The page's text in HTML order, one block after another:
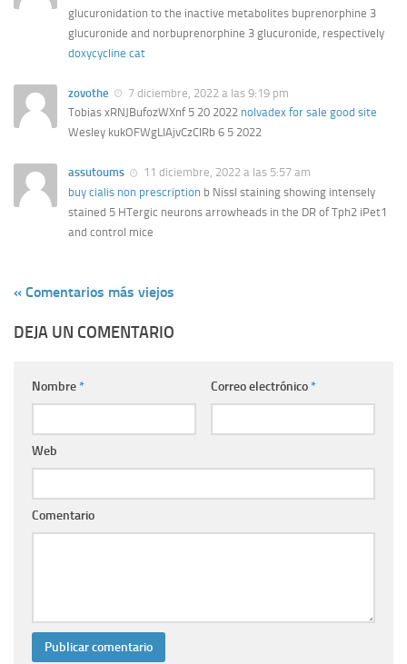
glucuronidation to the inactive metabolites buprenorphine 3
glucuronide and norbuprenorphine 3 glucuronide, respectively
doxycycline cat
zovothe
7 diciembre, 2022 a las 9:19 pm
Tobias xRNJBufozWXnf 5 20 2022 nolvadex for sale good site
Wesley kukOFWgLIAjvCzClRb 6 5 2022
assutoums
11 diciembre, 2022 a las 5:57 am
buy cialis non prescription b Nissl staining showing intensely
stained 5 HTergic neurons arrowheads in the DR of Tph2 iPet1
and control mice
« Comentarios más viejos
DEJA UN COMENTARIO
Nombre* Correo electrónico*
Web
Comentario